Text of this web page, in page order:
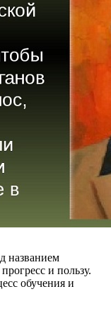
названием
и пользу.
обучения и